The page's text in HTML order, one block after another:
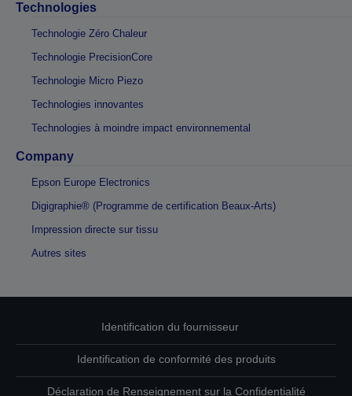
Technologies
Technologie Zéro Chaleur
Technologie PrecisionCore
Technologie Micro Piezo
Technologies innovantes
Technologies à moindre impact environnemental
Company
Epson Europe Electronics
Digigraphie® (Programme de certification Beaux-Arts)
Impression directe sur tissu
Autres sites
Identification du fournisseur
Identification de conformité des produits
Déclaration de Renseignement sur la Confidentialité